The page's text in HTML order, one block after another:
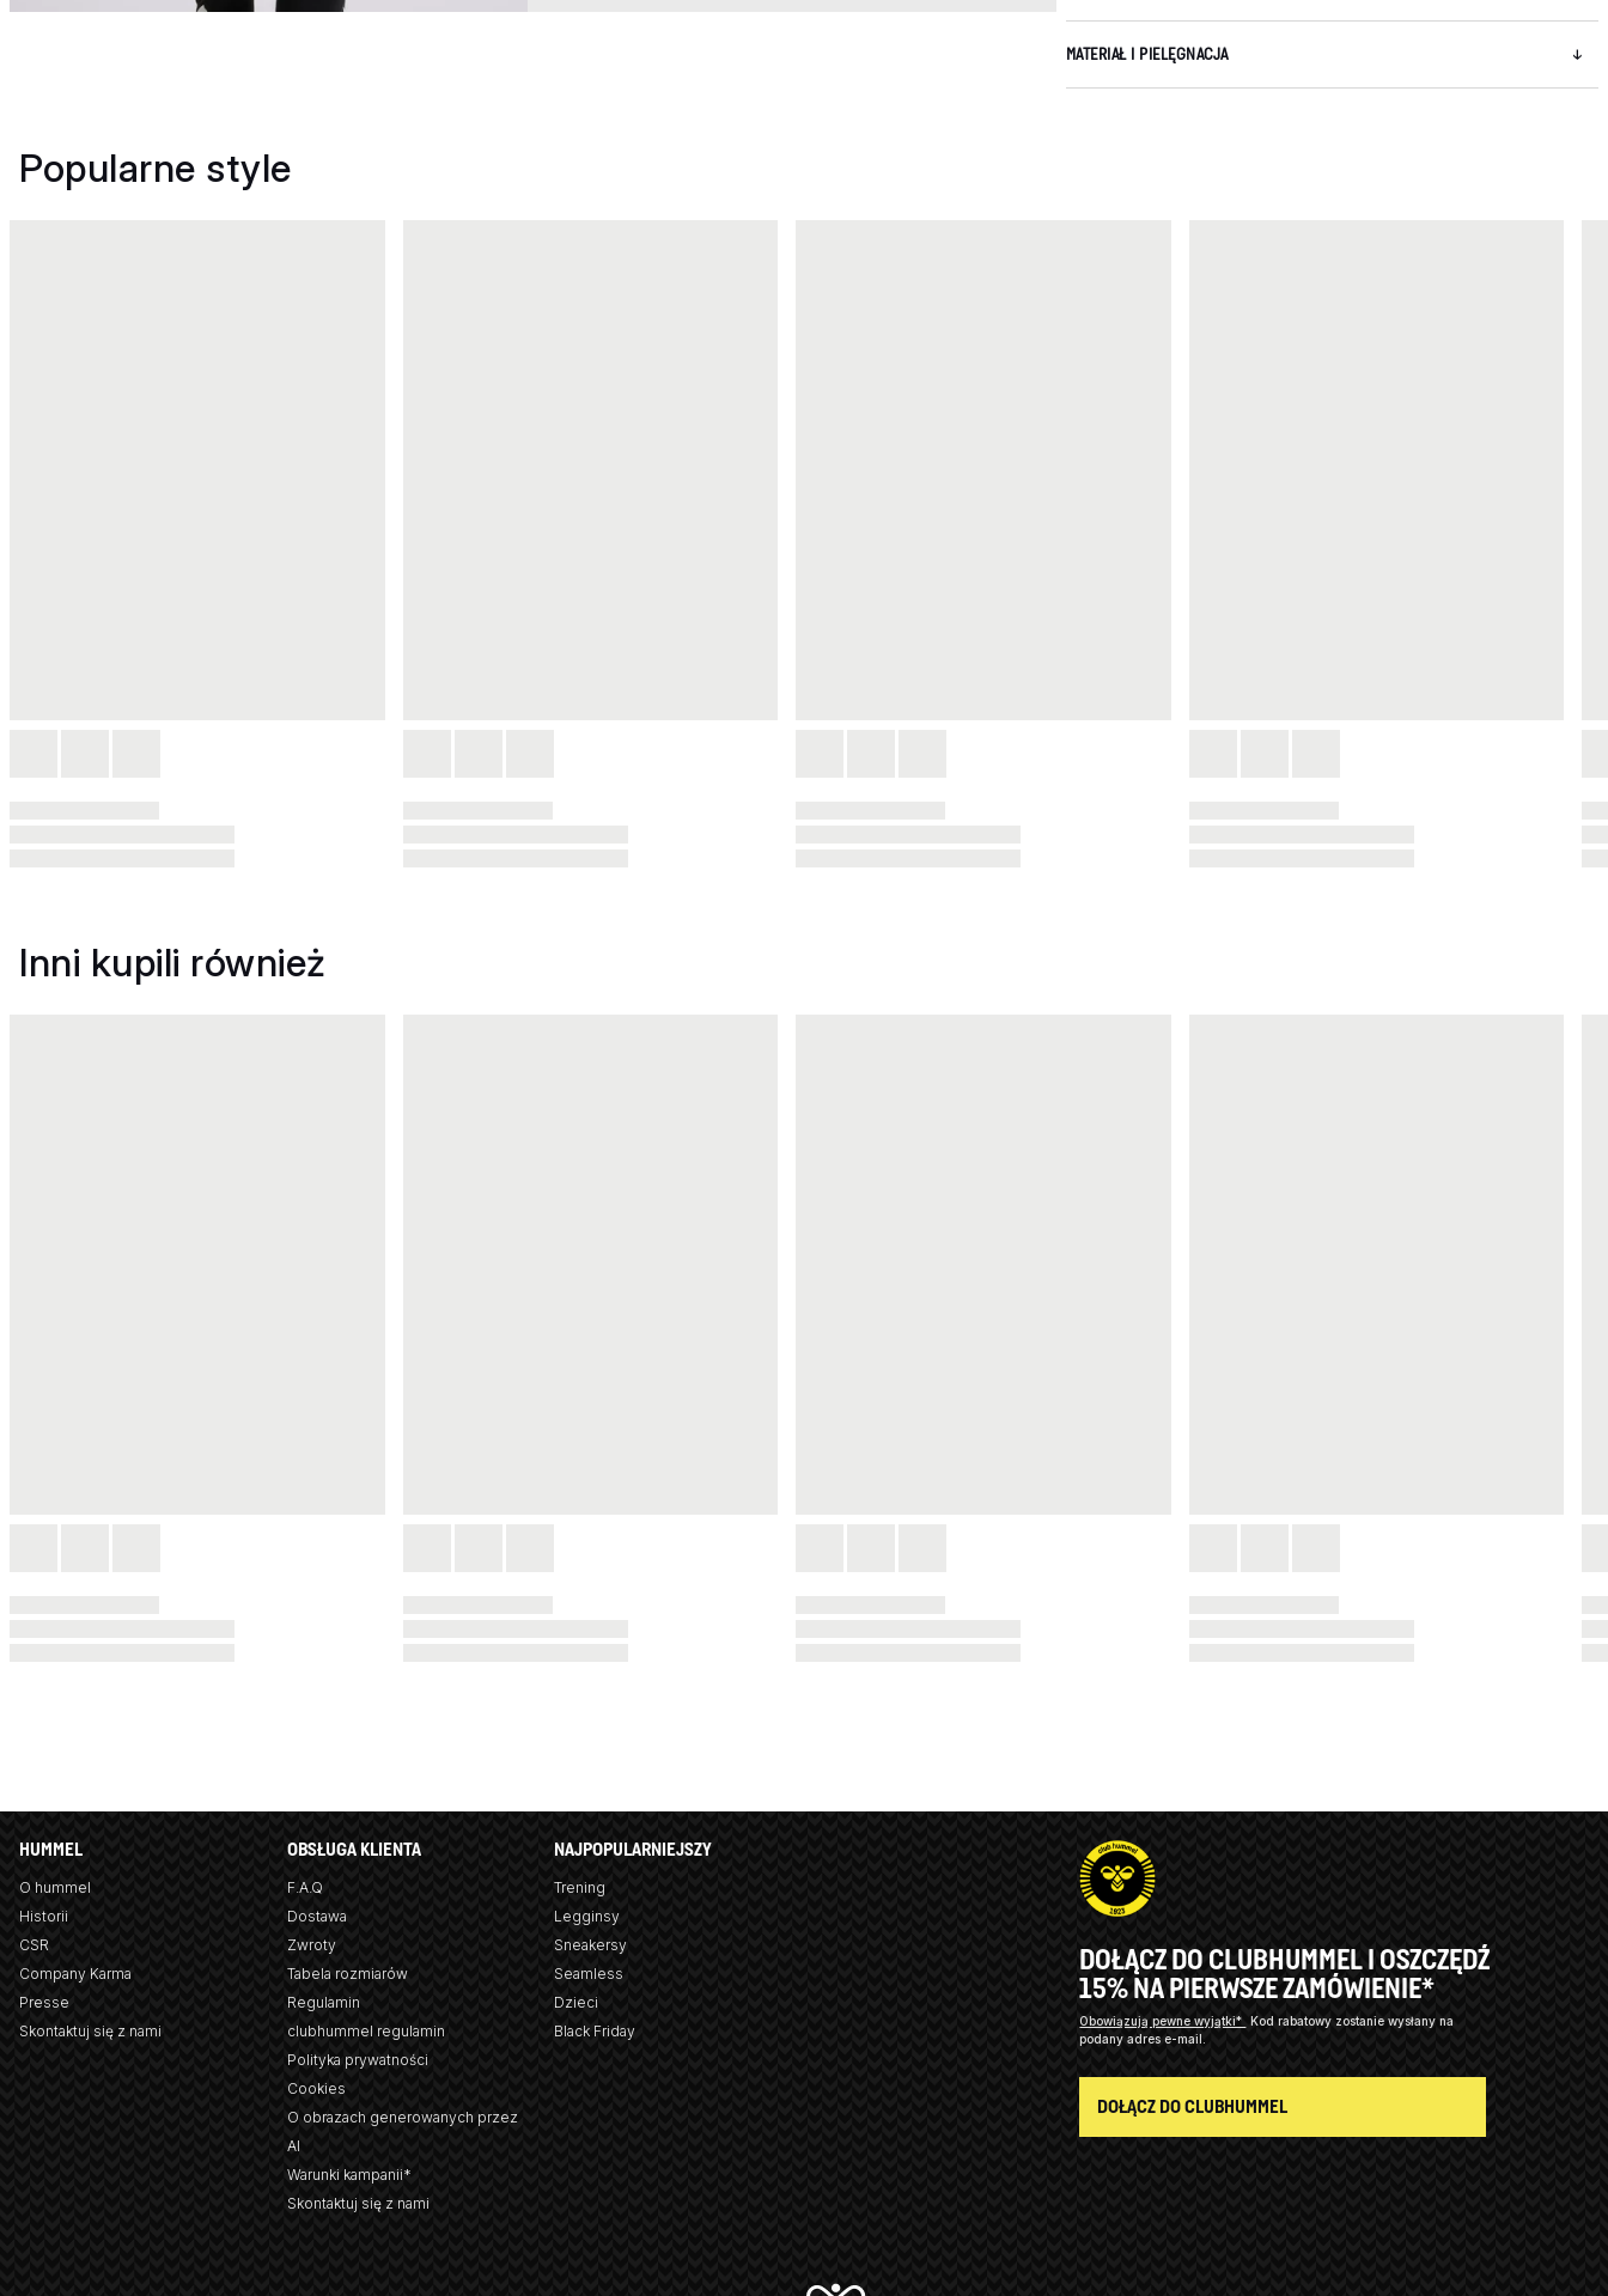
MATERIAŁ I PIELĘGNACJA
Popularne style
Inni kupili również
HUMMEL
O hummel
Historii
CSR
Company Karma
Presse
Skontaktuj się z nami
OBSŁUGA KLIENTA
F.A.Q
Dostawa
Zwroty
Tabela rozmiarów
Regulamin
clubhummel regulamin
Polityka prywatności
Cookies
O obrazach generowanych przez
AI
Warunki kampanii*
Skontaktuj się z nami
NAJPOPULARNIEJSZY
Trening
Legginsy
Sneakersy
Seamless
Dzieci
Black Friday
DOŁĄCZ DO CLUBHUMMEL I OSZCZĘDŹ
15% NA PIERWSZE ZAMÓWIENIE*
Obowiązują pewne wyjątki*
Kod rabatowy zostanie wysłany na
podany adres e-mail.
DOŁĄCZ DO CLUBHUMMEL